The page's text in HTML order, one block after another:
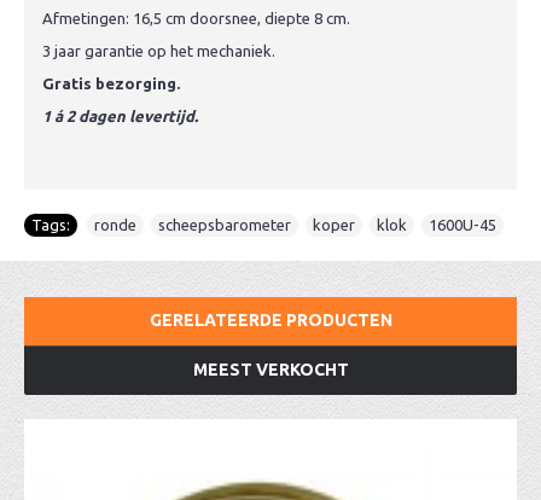
Afmetingen: 16,5 cm doorsnee, diepte 8 cm.
3 jaar garantie op het mechaniek.
Gratis bezorging.
1 á 2 dagen levertijd.
Tags: ronde scheepsbarometer koper klok 1600U-45
GERELATEERDE PRODUCTEN
MEEST VERKOCHT